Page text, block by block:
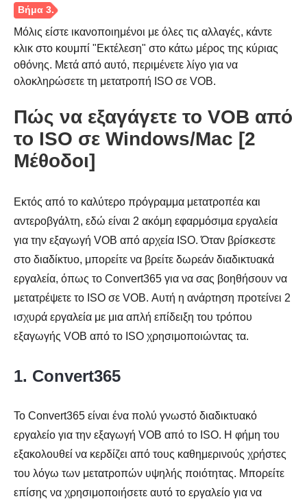
Βήμα 1.
Βήμα 2.
Βήμα 3.
Μόλις είστε ικανοποιημένοι με όλες τις αλλαγές, κάντε
κλικ στο κουμπί "Εκτέλεση" στο κάτω μέρος της κύριας
οθόνης. Μετά από αυτό, περιμένετε λίγο για να
ολοκληρώσετε τη μετατροπή ISO σε VOB.
Πώς να εξαγάγετε το VOB από
το ISO σε Windows/Mac [2
Μέθοδοι]
Εκτός από το καλύτερο πρόγραμμα μετατροπέα και
αντεροβγάλτη, εδώ είναι 2 ακόμη εφαρμόσιμα εργαλεία
για την εξαγωγή VOB από αρχεία ISO. Όταν βρίσκεστε
στο διαδίκτυο, μπορείτε να βρείτε δωρεάν διαδικτυακά
εργαλεία, όπως το Convert365 για να σας βοηθήσουν να
μετατρέψετε το ISO σε VOB. Αυτή η ανάρτηση προτείνει 2
ισχυρά εργαλεία με μια απλή επίδειξη του τρόπου
εξαγωγής VOB από το ISO χρησιμοποιώντας τα.
1. Convert365
Το Convert365 είναι ένα πολύ γνωστό διαδικτυακό
εργαλείο για την εξαγωγή VOB από το ISO. Η φήμη του
εξακολουθεί να κερδίζει από τους καθημερινούς χρήστες
του λόγω των μετατροπών υψηλής ποιότητας. Μπορείτε
επίσης να χρησιμοποιήσετε αυτό το εργαλείο για να